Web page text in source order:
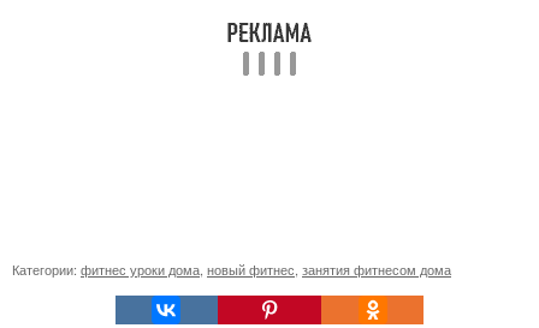
Категории: фитнес уроки дома новый фитнес занятия фитнесом дома